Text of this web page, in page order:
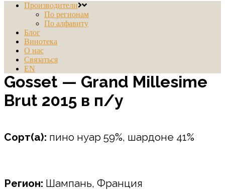
Производители
По регионам
По алфавиту
Блог
Винотека
О нас
Связаться
EN
Gosset — Grand Millesime
Brut 2015 в п/у
Сорт(а): пино нуар 59%, шардоне 41%
Регион: Шампань, Франция